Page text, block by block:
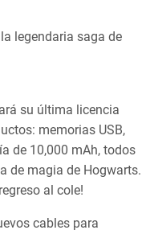
legendaria saga de
su última licencia
memorias USB,
de 10,000 mAh, todos
de magia de Hogwarts.
al cole!
cables para